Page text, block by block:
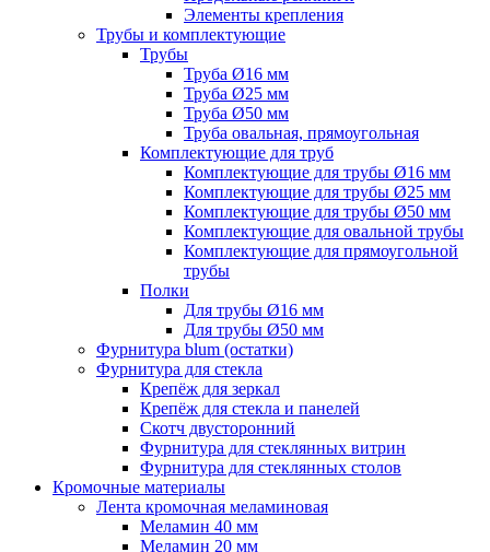
Элементы крепления
Трубы и комплектующие
Трубы
Труба Ø16 мм
Труба Ø25 мм
Труба Ø50 мм
Труба овальная, прямоугольная
Комплектующие для труб
Комплектующие для трубы Ø16 мм
Комплектующие для трубы Ø25 мм
Комплектующие для трубы Ø50 мм
Комплектующие для овальной трубы
Комплектующие для прямоугольной
трубы
Полки
Для трубы Ø16 мм
Для трубы Ø50 мм
Фурнитура blum (остатки)
Фурнитура для стекла
Крепёж для зеркал
Крепёж для стекла и панелей
Скотч двусторонний
Фурнитура для стеклянных витрин
Фурнитура для стеклянных столов
Кромочные материалы
Лента кромочная меламиновая
Меламин 40 мм
Меламин 20 мм